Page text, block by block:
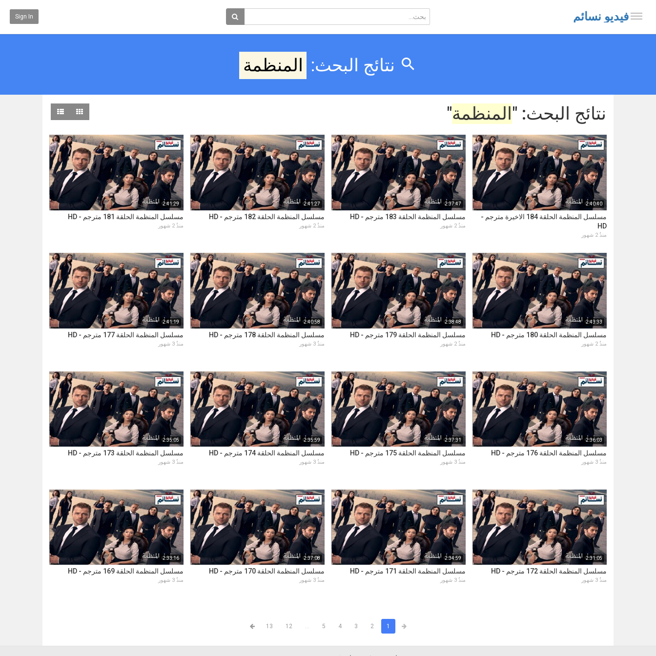
فيديو نسائم Sign In
نتائج البحث: المنظمة
نتائج البحث: " المنظمة"
2:40:40
مسلسل المنظمة الحلقة 184 الاخيرة مترجم -
HD
منذُ 2 شهور
2:37:47
مسلسل المنظمة الحلقة 183 مترجم - HD
منذُ 2 شهور
2:41:27
مسلسل المنظمة الحلقة 182 مترجم - HD
منذُ 2 شهور
2:41:29
مسلسل المنظمة الحلقة 181 مترجم - HD
منذُ 2 شهور
2:43:33
مسلسل المنظمة الحلقة 180 مترجم - HD
منذُ 2 شهور
2:38:48
مسلسل المنظمة الحلقة 179 مترجم - HD
منذُ 2 شهور
2:40:58
مسلسل المنظمة الحلقة 178 مترجم - HD
منذُ 3 شهور
2:41:19
مسلسل المنظمة الحلقة 177 مترجم - HD
منذُ 3 شهور
2:36:03
مسلسل المنظمة الحلقة 176 مترجم - HD
منذُ 3 شهور
2:37:31
مسلسل المنظمة الحلقة 175 مترجم - HD
منذُ 3 شهور
2:35:59
مسلسل المنظمة الحلقة 174 مترجم - HD
منذُ 3 شهور
2:35:05
مسلسل المنظمة الحلقة 173 مترجم - HD
منذُ 3 شهور
2:31:05
مسلسل المنظمة الحلقة 172 مترجم - HD
منذُ 3 شهور
2:34:59
مسلسل المنظمة الحلقة 171 مترجم - HD
منذُ 3 شهور
2:37:08
مسلسل المنظمة الحلقة 170 مترجم - HD
منذُ 3 شهور
2:33:16
مسلسل المنظمة الحلقة 169 مترجم - HD
منذُ 3 شهور
1
2
3
4
5
...
12
13